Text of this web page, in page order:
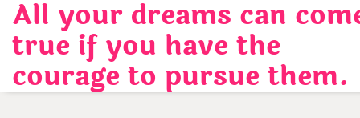
Skip
content
All your dreams can
true if you have the
courage to pursue them.